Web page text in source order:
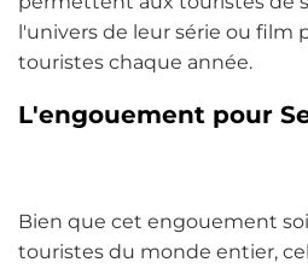
l'univers de leur série ou film
touristes chaque année.
L'engouement pour
Bien que cet engouement
touristes du monde entier,